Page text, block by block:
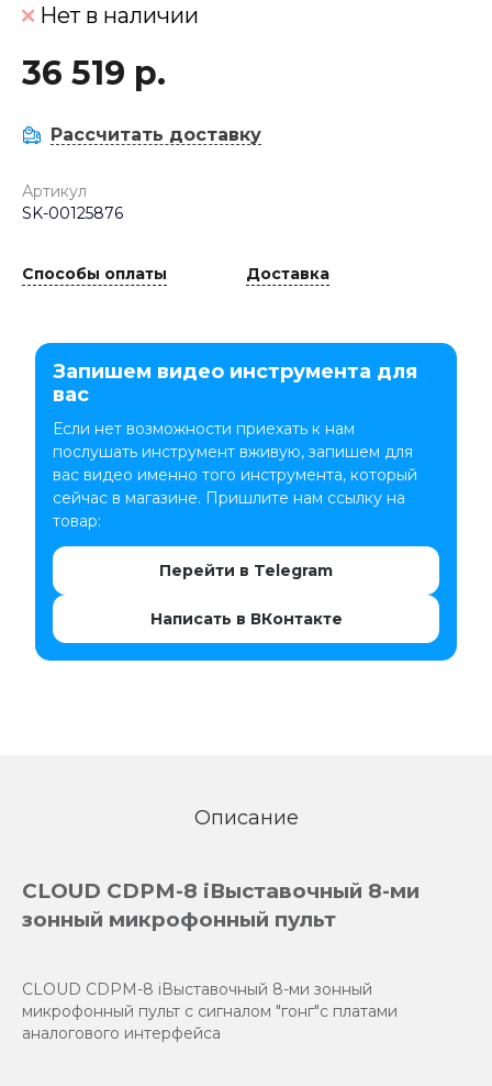
Нет в наличии
36 519 р.
Рассчитать доставку
Артикул
SK-00125876
Способы оплаты Доставка
Запишем видео инструмента для
вас
Если нет возможности приехать к нам
послушать инструмент вживую, запишем для
вас видео именно того инструмента, который
сейчас в магазине. Пришлите нам ссылку на
товар:
Перейти в Telegram
Написать в ВКонтакте
Описание
CLOUD CDPM-8 iВыставочный 8-ми
зонный микрофонный пульт
CLOUD CDPM-8 iВыставочный 8-ми зонный
микрофонный пульт с сигналом "гонг"с платами
аналогового интерфейса